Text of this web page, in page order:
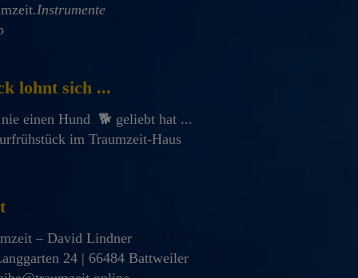
Instrumente
lohnt sich ...
einen Hund 🐕 geliebt hat ...
im Traumzeit-Haus
– David Lindner
24 | 66484 Battweiler